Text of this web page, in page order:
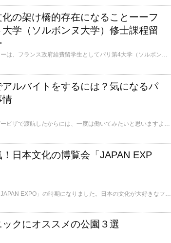
の架け橋的存在になることーーフ
学（ソルボンヌ大学）修士課程留
今回の留学経験者インタビューは、フランス政府給費留学生としてパリ第4大学（ソルボンヌ大学）修士課程に在籍しながら、ブログ「パリノメモ」の運用をはじめ、フリーで執筆、翻訳、通訳、コンサル業などを行うジュロウさん。日韓ハーフとして生まれ、幼い頃から韓国と日本を行き来し、ワーホリ〜語学留学の経験を経て、現在に至るまでのお話を2回に分けてお伝えします。第2回目の本記事では、フランスでのワイナリー研修体験から現在、将来の夢についてのお話をお届けします。
ルバイトをするには？気になるパ
情
学生ビザやワーキングホリデービザで渡航したからには、一度は働いてみたいと思いますよね。働くメリットはお給料だけでなく、たくさんの人と出会えること、語学の発達が望めることなどいろいろあります。それでは、私のパリでのアルバイト経験をお話ししたいと思います。
日本文化の博覧会「JAPAN EXP
今年もフランスのパリでは「JAPAN EXPO」の時期になりました。日本の文化が大好きなフランス人が集まる「JAPAN EXPO」とはどんなイベントでしょうか？
クにオススメの公園３選